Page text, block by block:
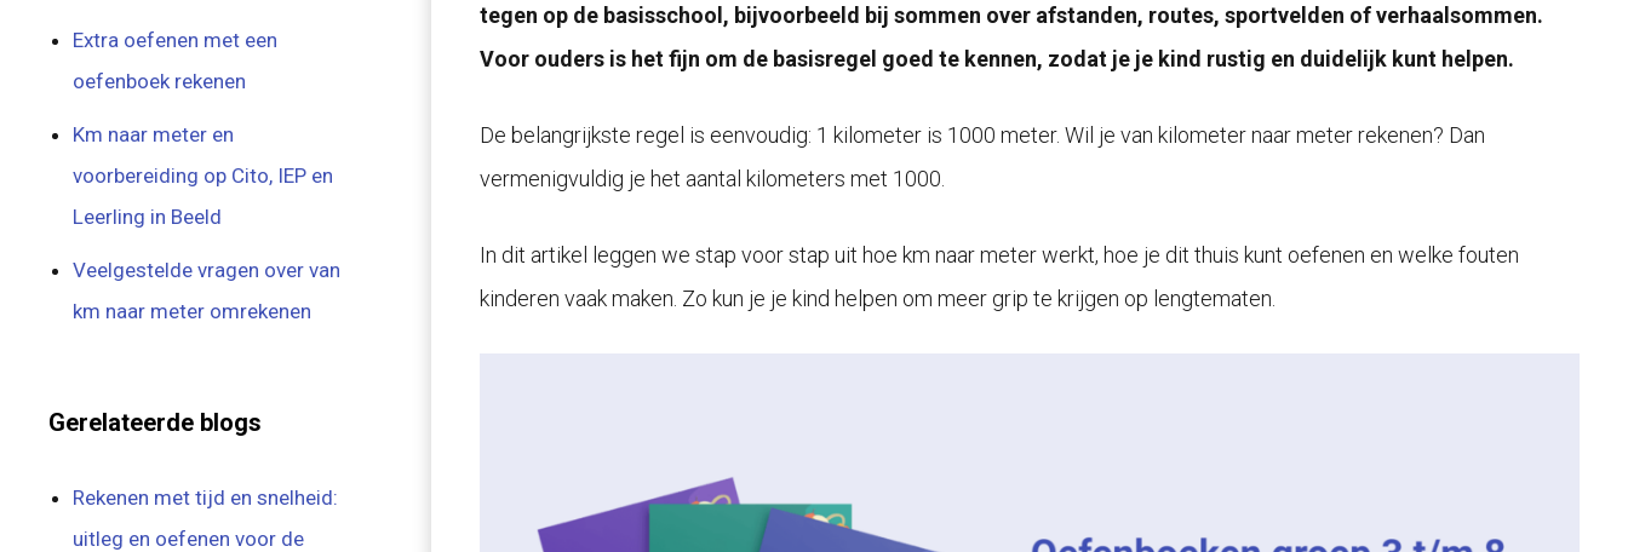
tegen op de basisschool, bijvoorbeeld bij sommen over afstanden, routes, sportvelden of verhaalsommen.
Voor ouders is het fijn om de basisregel goed te kennen, zodat je je kind rustig en duidelijk kunt helpen.
De belangrijkste regel is eenvoudig: 1 kilometer is 1000 meter. Wil je van kilometer naar meter rekenen? Dan
vermenigvuldig je het aantal kilometers met 1000.
In dit artikel leggen we stap voor stap uit hoe km naar meter werkt, hoe je dit thuis kunt oefenen en welke fouten
kinderen vaak maken. Zo kun je je kind helpen om meer grip te krijgen op lengtematen.
Extra oefenen met een
oefenboek rekenen
Km naar meter en
voorbereiding op Cito, IEP en
Leerling in Beeld
Veelgestelde vragen over van
km naar meter omrekenen
Gerelateerde blogs
Rekenen met tijd en snelheid:
uitleg en oefenen voor de